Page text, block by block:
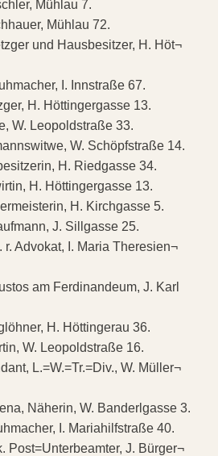
Mühlau 7.
Mühlau 72.
und Hausbesitzer, H. Höt¬
I. Innstraße 67.
H. Höttingergasse 13.
W. Leopoldstraße 33.
W. Schöpfstraße 14.
H. Riedgasse 34.
H. Höttingergasse 13.
H. Kirchgasse 5.
J. Sillgasse 25.
r. Advokat, I. Maria Theresien¬
am Ferdinandeum, J. Karl
H. Höttingerau 36.
W. Leopoldstraße 16.
L.=W.=Tr.=Div., W. Müller¬
Näherin, W. Banderlgasse 3.
I. Mariahilfstraße 40.
Post=Unterbeamter, J. Bürger¬